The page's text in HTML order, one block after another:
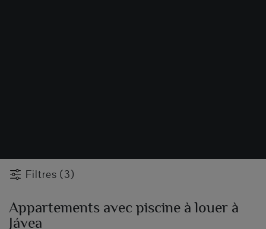
Filtres (3)
Appartements avec piscine à louer à
Jávea